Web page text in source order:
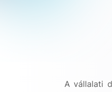
A vállalati